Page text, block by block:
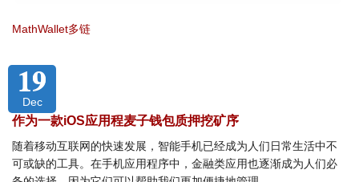
MathWallet多链
19
Dec
作为一款iOS应用程麦子钱包质押挖矿序
随着移动互联网的快速发展，智能手机已经成为人们日常生活中不
可或缺的工具。在手机应用程序中，金融类应用也逐渐成为人们必